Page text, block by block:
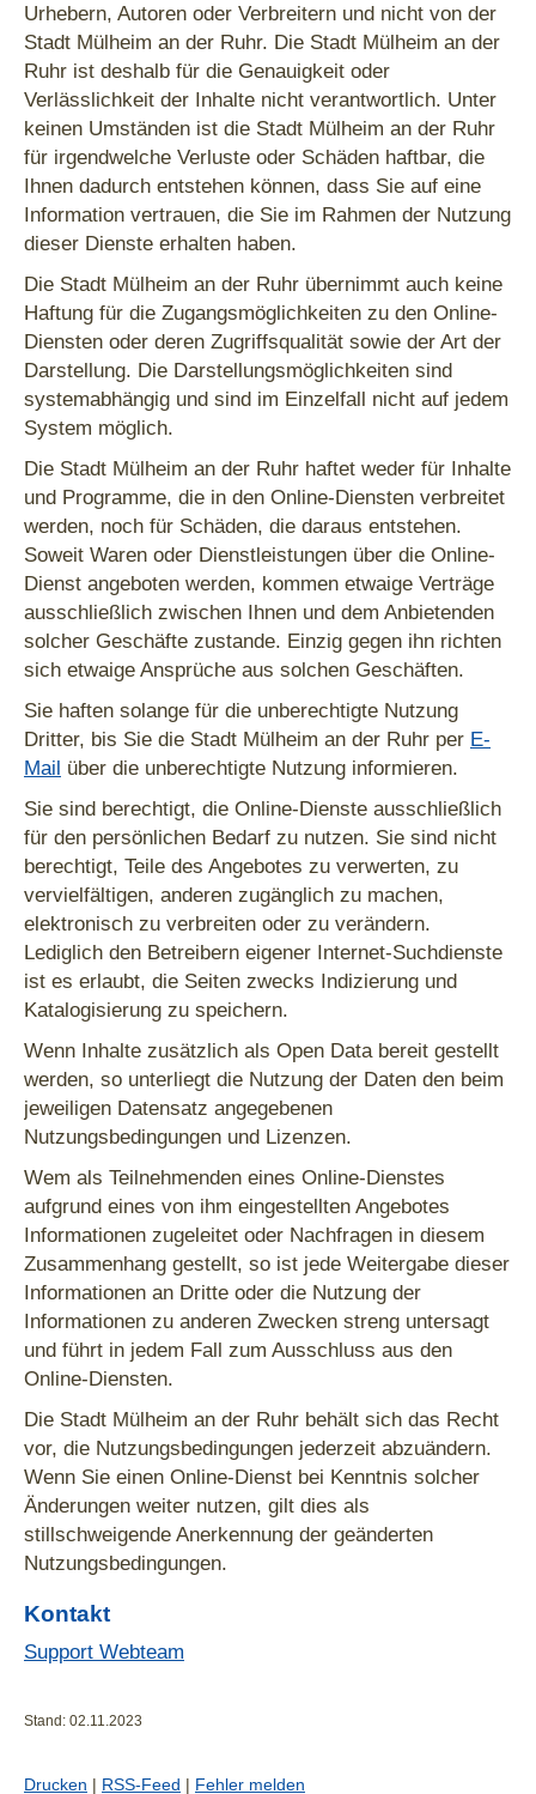
Urhebern, Autoren oder Verbreitern und nicht von der
Stadt Mülheim an der Ruhr. Die Stadt Mülheim an der
Ruhr ist deshalb für die Genauigkeit oder
Verlässlichkeit der Inhalte nicht verantwortlich. Unter
keinen Umständen ist die Stadt Mülheim an der Ruhr
für irgendwelche Verluste oder Schäden haftbar, die
Ihnen dadurch entstehen können, dass Sie auf eine
Information vertrauen, die Sie im Rahmen der Nutzung
dieser Dienste erhalten haben.
Die Stadt Mülheim an der Ruhr übernimmt auch keine
Haftung für die Zugangsmöglichkeiten zu den Online-
Diensten oder deren Zugriffsqualität sowie der Art der
Darstellung. Die Darstellungsmöglichkeiten sind
systemabhängig und sind im Einzelfall nicht auf jedem
System möglich.
Die Stadt Mülheim an der Ruhr haftet weder für Inhalte
und Programme, die in den Online-Diensten verbreitet
werden, noch für Schäden, die daraus entstehen.
Soweit Waren oder Dienstleistungen über die Online-
Dienst angeboten werden, kommen etwaige Verträge
ausschließlich zwischen Ihnen und dem Anbietenden
solcher Geschäfte zustande. Einzig gegen ihn richten
sich etwaige Ansprüche aus solchen Geschäften.
Sie haften solange für die unberechtigte Nutzung
Dritter, bis Sie die Stadt Mülheim an der Ruhr per E-
Mail über die unberechtigte Nutzung informieren.
Sie sind berechtigt, die Online-Dienste ausschließlich
für den persönlichen Bedarf zu nutzen. Sie sind nicht
berechtigt, Teile des Angebotes zu verwerten, zu
vervielfältigen, anderen zugänglich zu machen,
elektronisch zu verbreiten oder zu verändern.
Lediglich den Betreibern eigener Internet-Suchdienste
ist es erlaubt, die Seiten zwecks Indizierung und
Katalogisierung zu speichern.
Wenn Inhalte zusätzlich als Open Data bereit gestellt
werden, so unterliegt die Nutzung der Daten den beim
jeweiligen Datensatz angegebenen
Nutzungsbedingungen und Lizenzen.
Wem als Teilnehmenden eines Online-Dienstes
aufgrund eines von ihm eingestellten Angebotes
Informationen zugeleitet oder Nachfragen in diesem
Zusammenhang gestellt, so ist jede Weitergabe dieser
Informationen an Dritte oder die Nutzung der
Informationen zu anderen Zwecken streng untersagt
und führt in jedem Fall zum Ausschluss aus den
Online-Diensten.
Die Stadt Mülheim an der Ruhr behält sich das Recht
vor, die Nutzungsbedingungen jederzeit abzuändern.
Wenn Sie einen Online-Dienst bei Kenntnis solcher
Änderungen weiter nutzen, gilt dies als
stillschweigende Anerkennung der geänderten
Nutzungsbedingungen.
Kontakt
Support Webteam
Stand: 02.11.2023
Drucken | RSS-Feed | Fehler melden